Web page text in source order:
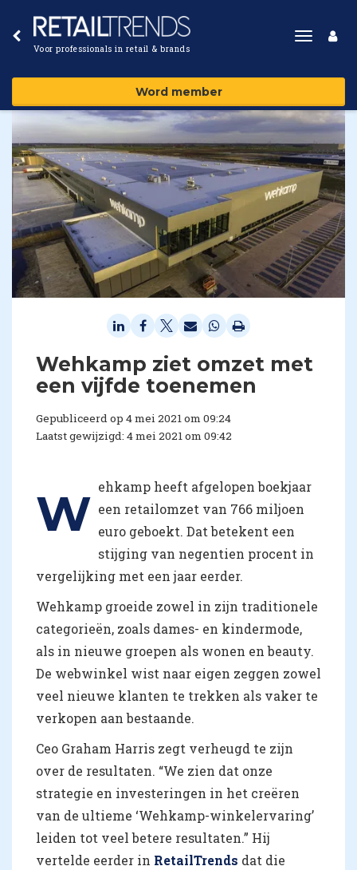
Voor professionals in retail & brands
Toggle
Word member
Wehkamp ziet omzet met
een vijfde toenemen
Gepubliceerd op 4 mei 2021 om 09:24
Laatst gewijzigd: 4 mei 2021 om 09:42
W ehkamp heeft afgelopen boekjaar
een retailomzet van 766 miljoen
euro geboekt. Dat betekent een
stijging van negentien procent in
vergelijking met een jaar eerder.
Wehkamp groeide zowel in zijn traditionele
categorieën, zoals dames- en kindermode,
als in nieuwe groepen als wonen en beauty.
De webwinkel wist naar eigen zeggen zowel
veel nieuwe klanten te trekken als vaker te
verkopen aan bestaande.
Ceo Graham Harris zegt verheugd te zijn
over de resultaten. “We zien dat onze
strategie en investeringen in het creëren
van de ultieme ‘Wehkamp-winkelervaring’
leiden tot veel betere resultaten.” Hij
vertelde eerder in RetailTrends dat die